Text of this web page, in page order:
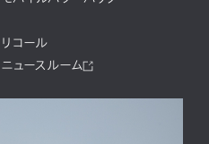
リコール
ニュースルーム